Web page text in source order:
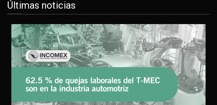
Últimas noticias